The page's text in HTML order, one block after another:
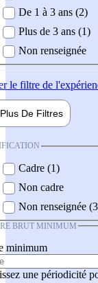
De 1 à 3 ans (2)
Plus de 3 ans (1)
Non renseignée
le filtre de
Plus De Filtres
Cadre (1)
Non cadre
Non renseignée
BRUT MINIMUM
minimum
une périodicité